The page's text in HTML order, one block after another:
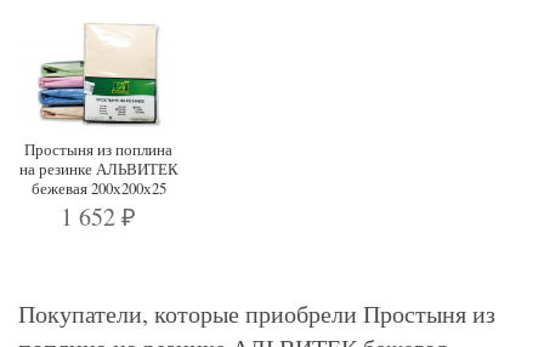
Простыня из поплина
на резинке АЛЬВИТЕК
бежевая 200х200х25
1 652₽
Покупатели, которые приобрели Простыня из